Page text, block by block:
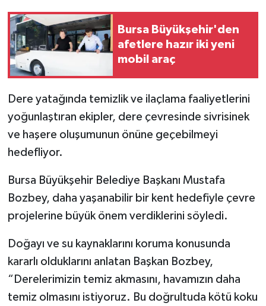
Bursa Büyükşehir'den
afetlere hazır iki yeni
mobil araç
Dere yatağında temizlik ve ilaçlama faaliyetlerini
yoğunlaştıran ekipler, dere çevresinde sivrisinek
ve haşere oluşumunun önüne geçebilmeyi
hedefliyor.
Bursa Büyükşehir Belediye Başkanı Mustafa
Bozbey, daha yaşanabilir bir kent hedefiyle çevre
projelerine büyük önem verdiklerini söyledi.
Doğayı ve su kaynaklarını koruma konusunda
kararlı olduklarını anlatan Başkan Bozbey,
“Derelerimizin temiz akmasını, havamızın daha
temiz olmasını istiyoruz. Bu doğrultuda kötü koku